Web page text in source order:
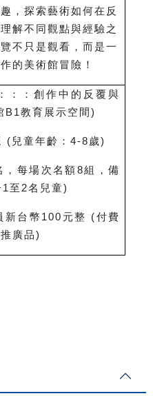
，探索藝術如何在反
解不同觀點與經驗之
不只是觀看，而是一
的美術館冒險！
：：創作中的反覆與
B1教育展示空間)
(兒童年齡：4-8歲)
，每場次名額8組，備
至2名兒童)
新台幣100元整 (付費
廣品)